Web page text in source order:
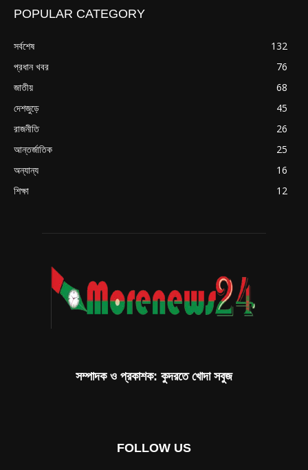
POPULAR CATEGORY
সর্বশেষ
132
প্রধান খবর
76
জাতীয়
68
দেশজুড়ে
45
রাজনীতি
26
আন্তর্জাতিক
25
অন্যান্য
16
শিক্ষা
12
সম্পাদক ও প্রকাশক: কুদরতে খোদা সবুজ
FOLLOW US